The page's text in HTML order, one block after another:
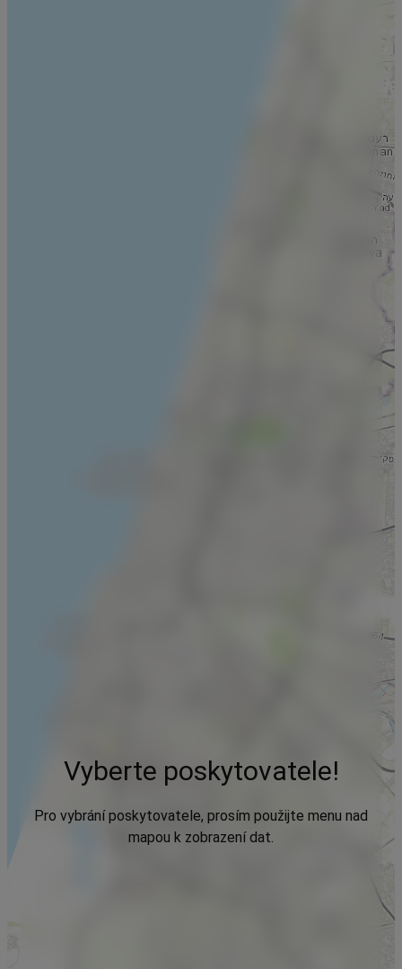
Vyberte poskytovatele!
Pro vybrání poskytovatele, prosím použijte menu nad
mapou k zobrazení dat.